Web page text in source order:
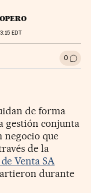
EDT
0 Ir a
de forma
gestión conjunta
negocio que
de la
Venta SA
durante